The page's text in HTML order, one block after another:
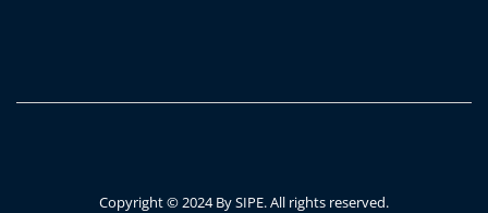
Copyright © 2024 By SIPE. All rights reserved.